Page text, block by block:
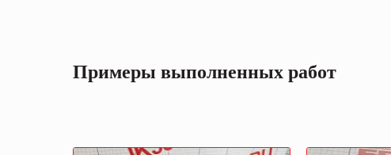
Примеры выполненных работ